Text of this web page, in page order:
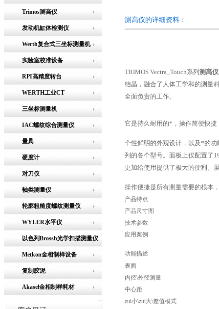
Trimos测高仪
发动机缸体检测仪
Werth复合式三坐标测量机
实验室校准设备
RPI高精度转台
WERTH工业CT
三坐标测量机
IAC螺纹综合测量仪
量具
硬度计
对刀仪
轴类测量仪
轮廓粗糙度螺纹测量仪
WYLER水平仪
以色列Brossh光学扫描测量仪
Metkon金相制样设备
复制胶泥
Akasel金相制样耗材
测高仪的详细资料：
TRIMOS Vectra_Touch系列 测高仪
结晶，融合了人体工学和的测量
全面负责的工作。
它是持久耐用的*，操作简便快
个性鲜明的外观设计，以及*的
列的各个型号。面板上仅配置了
更加给使用提供了极大的便利。
操作便捷是所有测量需要的根本
产品特点
产品尺寸图
技术参数
应用案例
功能
表面
内径\外径测量
中心距
zui小\zui大\差值模式